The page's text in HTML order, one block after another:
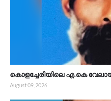
കൊളച്ചേരിയിലെ എ.കെ
August 09, 2026